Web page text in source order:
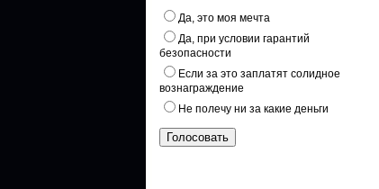
Да, это моя мечта
Да, при условии гарантий
безопасности
Если за это заплатят солидное
вознаграждение
Не полечу ни за какие деньги